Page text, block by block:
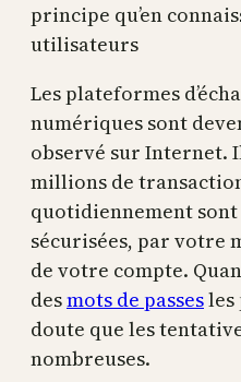
principe qu’en
utilisateurs
Les plateformes
numériques sont
observé sur Internet.
millions de
quotidiennement
sécurisées, par votre
de votre compte.
desmots de passesles
doute que les
nombreuses.